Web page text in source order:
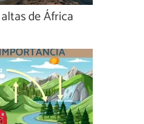
de África